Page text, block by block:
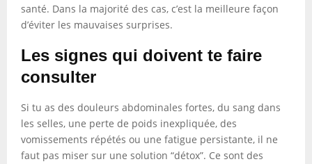
santé. Dans la majorité des cas, c’est la meilleure façon
d’éviter les mauvaises surprises.
Les signes qui doivent te faire
consulter
Si tu as des douleurs abdominales fortes, du sang dans
les selles, une perte de poids inexpliquée, des
vomissements répétés ou une fatigue persistante, il ne
faut pas miser sur une solution “détox”. Ce sont des